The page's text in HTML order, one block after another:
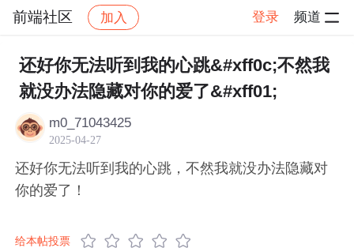
前端社区 加入 登录 频道
社区 前端社区 感慨 帖子详情
还好你无法听到我的心跳&#xff0c;不然我
就没办法隐藏对你的爱了&#xff01;
m0_71043425
2025-04-27
还好你无法听到我的心跳，不然我就没办法隐藏对
你的爱了！
给本帖投票